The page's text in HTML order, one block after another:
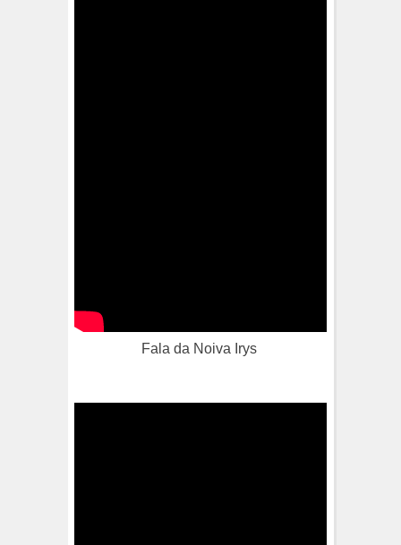
Fala da Noiva Irys